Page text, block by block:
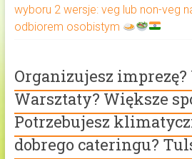
wyboru 2 wersje: veg lub non-veg
odbiorem osobistym
Organizujesz
Warsztaty? Większe
Potrzebujesz
dobrego cateringu?